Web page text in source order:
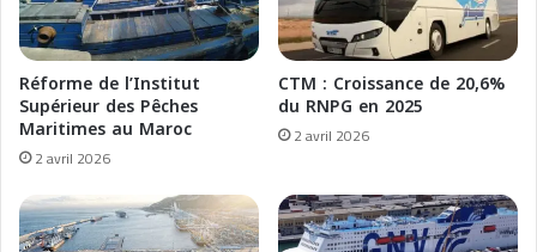
e
s
G
N
V
v
e
s
l
:
L
e
M
a
r
o
c
2
0
Réforme de l’Institut
Supérieur des Pêches
Maritimes au Maroc
2 avril 2026
CTM : Croissance de 20,6%
du RNPG en 2025
2 avril 2026